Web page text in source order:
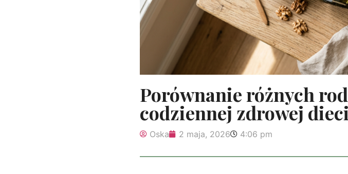
Porównanie różnych
codziennej zdrowej
Oska 2 maja, 2026 4:06 pm